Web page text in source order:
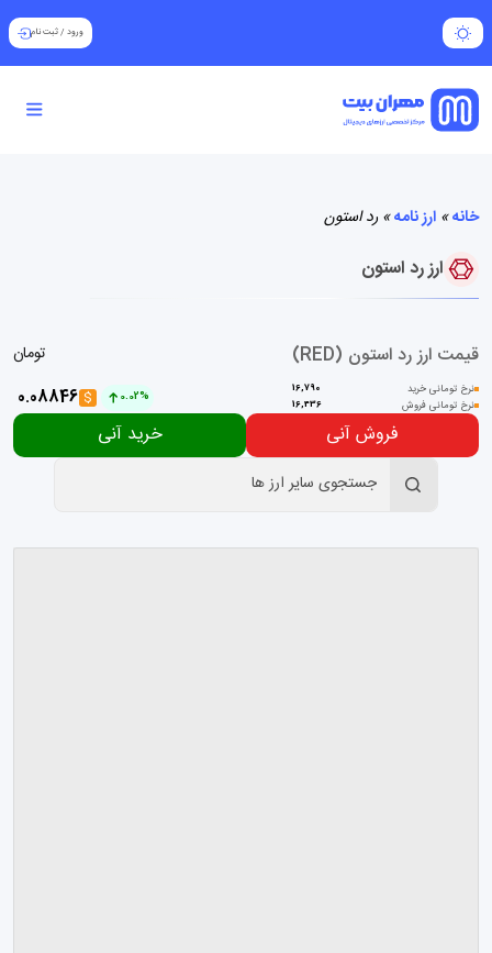
ورود /ثبت نام
خانه» ارز نامه» رد استون
ارز رد استون
قیمت ارز رد استون (RED)
نرخ تومانی خرید 16,790
نرخ تومانی فروش 16,436
تومان
0.02%
$
0.08846
فروش آنی خرید آنی